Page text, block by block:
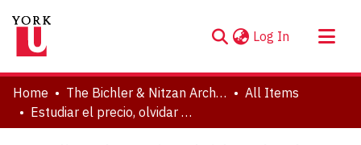
Log In (current)
About
Communities & Collections
Home The Bichler & Nitzan Archives
All Items
Estudiar el precio, olvidar el valor. Una alternativa al pensamiento económico tradicional